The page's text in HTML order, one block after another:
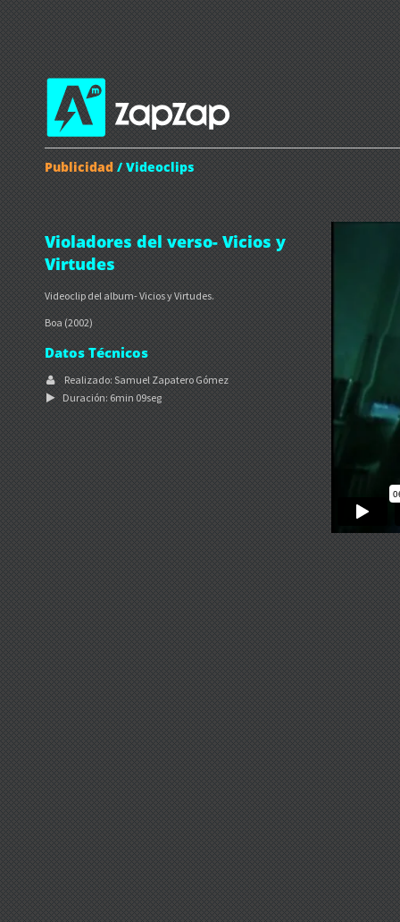
Publicidad/ Videoclips
Violadores del verso- Vicios y
Virtudes
Videoclip del album- Vicios y Virtudes.
Boa (2002)
Datos Técnicos
Realizado: Samuel Zapatero Gómez
Duración: 6min 09seg